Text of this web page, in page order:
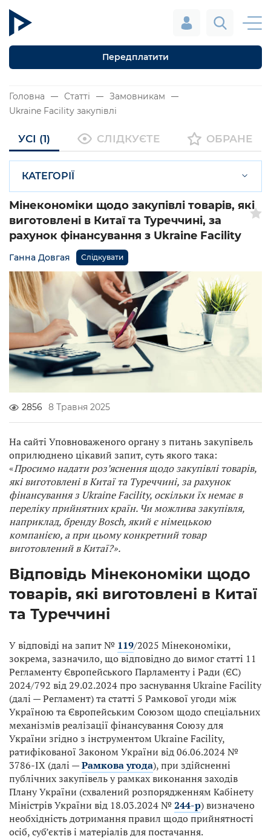
Передплатити
Головна Статті
Замовникам
Ukraine Facility закупівлі
УСІ (1) СЛІДКУЄТЕ ОБРАНЕ
КАТЕГОРІЇ
Мінекономіки щодо закупівлі товарів, які
виготовлені в Китаї та Туреччині, за
рахунок фінансування з Ukraine Facility
Ганна Довгая Слідкувати
2856 8 Травня 2025
На сайті Уповноваженого органу з питань закупівель
оприлюднено цікавий запит, суть якого така:
«Просимо надати роз’яснення щодо закупівлі товарів,
які виготовлені в Китаї та Туреччині, за рахунок
фінансування з Ukraine Facility, оскільки їх немає в
переліку прийнятних країн. Чи можлива закупівля,
наприклад, бренду Bosch, який є німецькою
компанією, а при цьому конкретний товар
виготовлений в Китаї?».
Відповідь Мінекономіки щодо
товарів, які виготовлені в Китаї
та Туреччині
У відповіді на запит № 119/2025 Мінекономіки,
зокрема, зазначило, що відповідно до вимог статті 11
Регламенту Європейського Парламенту і Ради (ЄС)
2024/792 від 29.02.2024 про заснування Ukraine Facility
(далі — Регламент) та статті 5 Рамкової угоди між
Україною та Європейським Союзом щодо спеціальних
механізмів реалізації фінансування Союзу для
України згідно з інструментом Ukraine Facility,
ратифікованої Законом України від 06.06.2024 №
3786-IX (далі —Рамкова угода), при здійсненні
публічних закупівель у рамках виконання заходів
Плану України (схвалений розпорядженням Кабінету
Міністрів України від 18.03.2024 № 244-р) визначено
необхідність дотримання правил щодо прийнятності
осіб, суб’єктів і матеріалів для постачання.